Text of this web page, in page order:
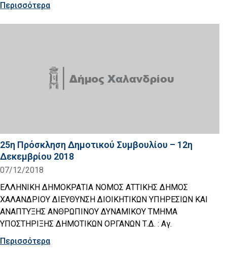
Περισσότερα
25η Πρόσκληση Δημοτικού Συμβουλίου – 12η
Δεκεμβρίου 2018
07/12/2018
ΕΛΛΗΝΙΚΗ ΔΗΜΟΚΡΑΤΙΑ ΝΟΜΟΣ ΑΤΤΙΚΗΣ ΔΗΜΟΣ
ΧΑΛΑΝΔΡΙΟΥ ΔΙΕΥΘΥΝΣΗ ΔΙΟΙΚΗΤΙΚΩΝ ΥΠΗΡΕΣΙΩΝ ΚΑΙ
ΑΝΑΠΤΥΞΗΣ ΑΝΘΡΩΠΙΝΟΥ ΔΥΝΑΜΙΚΟΥ ΤΜΗΜΑ
ΥΠΟΣΤΗΡΙΞΗΣ ΔΗΜΟΤΙΚΩΝ ΟΡΓΑΝΩΝ Τ.Δ. : Αγ.
Περισσότερα